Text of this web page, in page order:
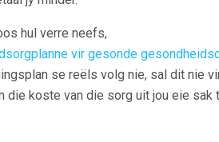
hul verre neefs,
vir gesonde
se reëls volg nie, sal dit nie
die koste van die sorg uit jou eie sak